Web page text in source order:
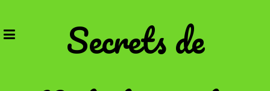
content
Secrets de